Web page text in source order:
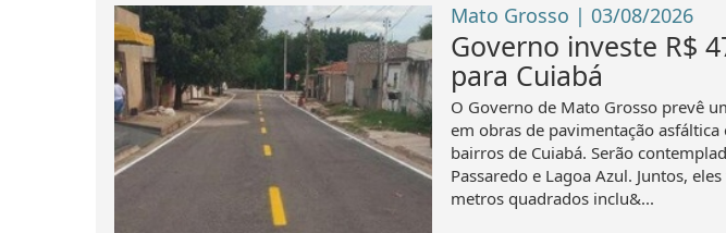
Mato Grosso | 03/08/2026
Governo investe R$
para Cuiabá
O Governo de Mato Grosso prevê
em obras de pavimentação
bairros de Cuiabá. Serão
Passaredo e Lagoa Azul. Juntos,
metros quadrados inclu&...